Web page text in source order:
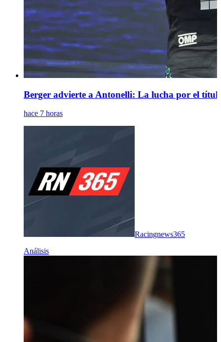
Berger advierte a Antonelli: La lucha por el
hace 7 horas
Racingnews365
Análisis